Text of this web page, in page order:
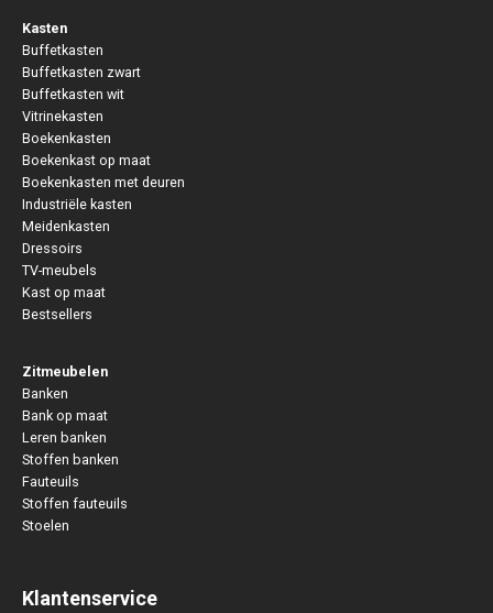
Kasten
Buffetkasten
Buffetkasten zwart
Buffetkasten wit
Vitrinekasten
Boekenkasten
Boekenkast op maat
Boekenkasten met deuren
Industriële kasten
Meidenkasten
Dressoirs
TV-meubels
Kast op maat
Bestsellers
Zitmeubelen
Banken
Bank op maat
Leren banken
Stoffen banken
Fauteuils
Stoffen fauteuils
Stoelen
Klantenservice